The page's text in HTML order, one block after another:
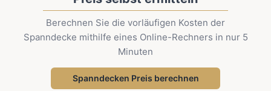
Berechnen Sie die vorläufigen Kosten der
Spanndecke mithilfe eines Online-Rechners in nur 5
Minuten
Spanndecken Preis berechnen